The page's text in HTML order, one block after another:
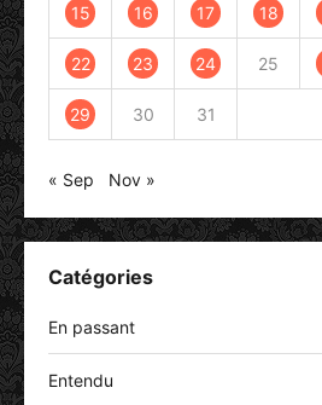
15 16 17 18
22 23 24 25
29 30 31
« Sep Nov »
Catégories
En passant
Entendu